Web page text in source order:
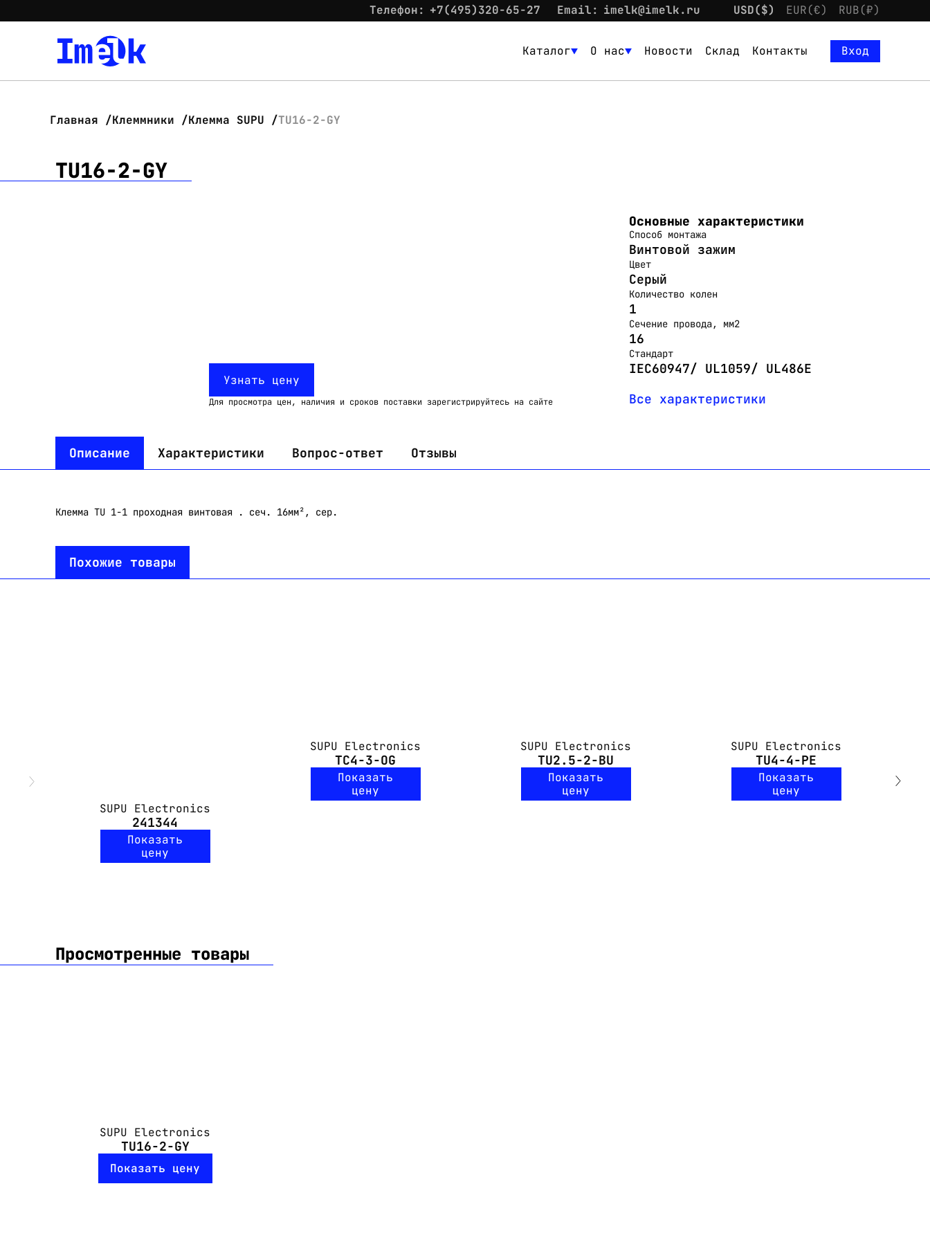
Телефон: +7(495)320-65-27 Email: imelk@imelk.ru USD($) EUR(€) RUB(₽)
Каталог О нас Новости Склад Контакты
Вход
Главная Клеммники Клемма SUPU TU16-2-GY
TU16-2-GY
Узнать цену
Для просмотра цен, наличия и сроков поставки зарегистрируйтесь на сайте
Основные характеристики
Способ монтажа
Винтовой зажим
Цвет
Серый
Количество колен
1
Сечение провода, мм2
16
Стандарт
IEC60947/ UL1059/ UL486E
Все характеристики
Описание Характеристики Вопрос-ответ Отзывы
Клемма TU 1-1 проходная винтовая . сеч. 16мм², сер.
Похожие товары
SUPU Electronics
241344
Показать
цену
SUPU Electronics
TC4-3-OG
Показать
цену
SUPU Electronics
TU2.5-2-BU
Показать
цену
SUPU Electronics
TU4-4-PE
Показать
цену
Просмотренные товары
SUPU Electronics
TU16-2-GY
Показать цену